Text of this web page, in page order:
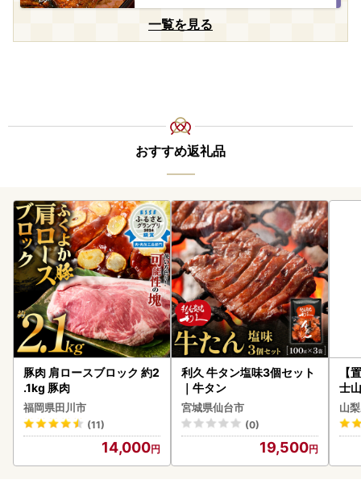
一覧を見る
おすすめ返礼品
豚肉 肩ロースブロック 約2
.1kg 豚肉
福岡県田川市
(11)
14,000
利久 牛タン塩味3個セット
｜牛タン
宮城県仙台市
(0)
19,500
【
士
山